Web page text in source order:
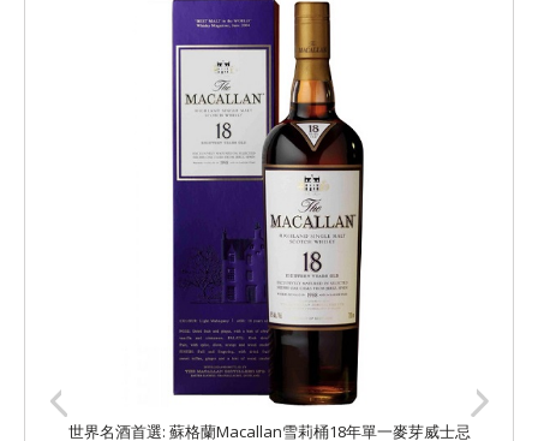
世界名酒首選: 蘇格蘭Macallan雪莉桶18年單一麥芽威士忌